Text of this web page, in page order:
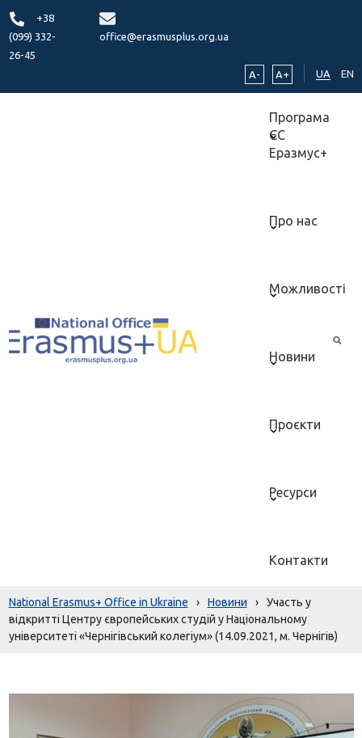
+38
(099) 332-
26-45
office@erasmusplus.org.ua
A- A+ UA EN
Програма
ЄС
Еразмус+
Про нас
Можливості
Новини
Проєкти
Ресурси
Контакти
National Erasmus+ Office in Ukraine › Новини ›
Участь у
відкритті Центру європейських студій у Національному
університеті «Чернігівський колегіум» (14.09.2021, м. Чернігів)